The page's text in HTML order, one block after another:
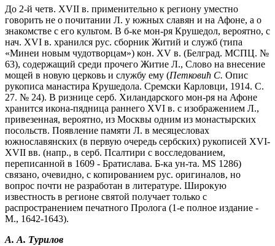
До 2-й четв. XVII в. применительно к региону уместно
говорить не о почитании Л. у южных славян и на Афоне, а о
знакомстве с его культом. В б-ке мон-ря Крушедол, вероятно, с
нач. XVI в. хранился рус. сборник Житий и служб (типа
«Минеи новым чудотворцам») кон. XV в. (Белград. МСПЦ. №
63), содержащий среди прочего Житие Л., Слово на внесение
мощей в новую церковь и службу ему (Петковић С. Опис
рукописа манастира Крушедола. Сремски Карловци, 1914. С.
27. № 24). В ризнице серб. Хиландарского мон-ря на Афоне
хранится икона-пядница раннего XVI в. с изображением Л.,
привезенная, вероятно, из Москвы одним из монастырских
посольств. Появление памяти Л. в месяцесловах
южнославянских (в первую очередь сербских) рукописей XVI-
XVII вв. (напр., в серб. Псалтири с восследованием,
переписанной в 1609 - Братислава. Б-ка ун-та. MS 1286)
связано, очевидно, с копированием рус. оригиналов, но
вопрос почти не разработан в литературе. Широкую
известность в регионе святой получает только с
распространением печатного Пролога (1-е полное издание -
М., 1642-1643).
А. А. Турилов